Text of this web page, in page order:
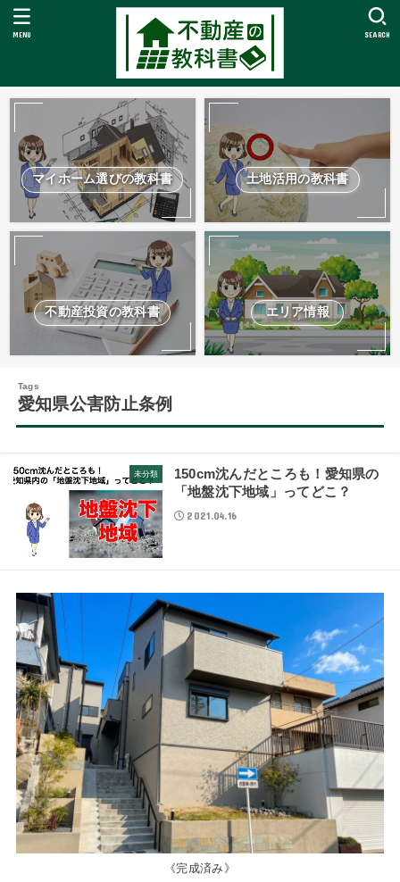
SEARCH
MENU
マイホーム選びの教科書 土地活用の教科書
不動産投資の教科書 エリア情報
愛知県公害防止条例
未分類
150cm沈んだところも！愛知県の
「地盤沈下地域」ってどこ？
2021.04.16
《完成済み》